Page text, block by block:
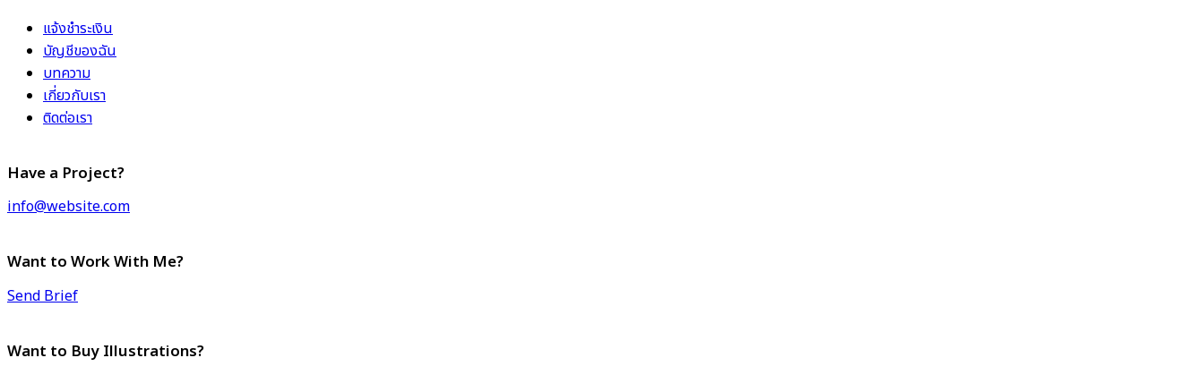
แจ้งชำระเงิน
บัญชีของฉัน
บทความ
เกี่ยวกับเรา
ติดต่อเรา
Have a Project?
info@website.com
Want to Work With Me?
Send Brief
Want to Buy Illustrations?